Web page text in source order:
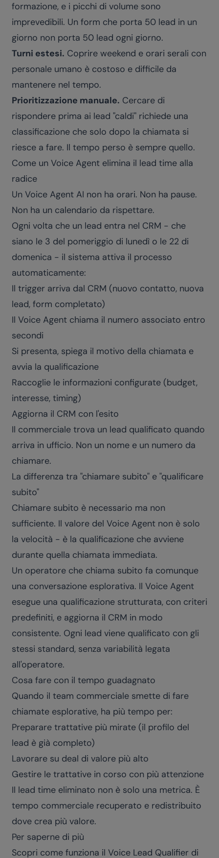
formazione, e i picchi di volume sono
imprevedibili. Un form che porta 50 lead in un
giorno non porta 50 lead ogni giorno.
Turni estesi. Coprire weekend e orari serali con
personale umano è costoso e difficile da
mantenere nel tempo.
Prioritizzazione manuale. Cercare di
rispondere prima ai lead "caldi" richiede una
classificazione che solo dopo la chiamata si
riesce a fare. Il tempo perso è sempre quello.
Come un Voice Agent elimina il lead time alla
radice
Un Voice Agent AI non ha orari. Non ha pause.
Non ha un calendario da rispettare.
Ogni volta che un lead entra nel CRM - che
siano le 3 del pomeriggio di lunedì o le 22 di
domenica - il sistema attiva il processo
automaticamente:
Il trigger arriva dal CRM (nuovo contatto, nuova
lead, form completato)
Il Voice Agent chiama il numero associato entro
secondi
Si presenta, spiega il motivo della chiamata e
avvia la qualificazione
Raccoglie le informazioni configurate (budget,
interesse, timing)
Aggiorna il CRM con l'esito
Il commerciale trova un lead qualificato quando
arriva in ufficio. Non un nome e un numero da
chiamare.
La differenza tra "chiamare subito" e "qualificare
subito"
Chiamare subito è necessario ma non
sufficiente. Il valore del Voice Agent non è solo
la velocità - è la qualificazione che avviene
durante quella chiamata immediata.
Un operatore che chiama subito fa comunque
una conversazione esplorativa. Il Voice Agent
esegue una qualificazione strutturata, con criteri
predefiniti, e aggiorna il CRM in modo
consistente. Ogni lead viene qualificato con gli
stessi standard, senza variabilità legata
all'operatore.
Cosa fare con il tempo guadagnato
Quando il team commerciale smette di fare
chiamate esplorative, ha più tempo per:
Preparare trattative più mirate (il profilo del
lead è già completo)
Lavorare su deal di valore più alto
Gestire le trattative in corso con più attenzione
Il lead time eliminato non è solo una metrica. È
tempo commerciale recuperato e redistribuito
dove crea più valore.
Per saperne di più
Scopri come funziona il Voice Lead Qualifier di